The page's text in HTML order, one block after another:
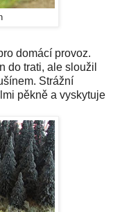
domácí provoz.
do trati, ale sloužil
Strážní
pěkně a vyskytuje